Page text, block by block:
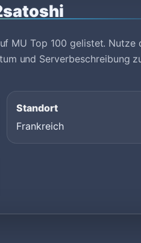
MU Top 100 gelistet. Nutze
und Serverbeschreibung
Standort
Frankreich